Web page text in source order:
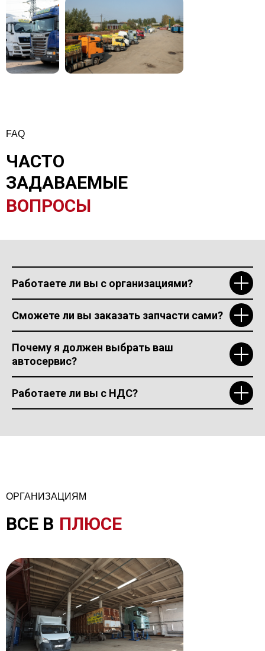
FAQ
ВОПРОСЫ
ЧАСТО
ЗАДАВАЕМЫЕ
Работаете ли вы с организациями?
Сможете ли вы заказать запчасти сами?
Почему я должен выбрать ваш
автосервис?
Работаете ли вы с НДС?
ОРГАНИЗАЦИЯМ
ПЛЮСЕ
ВСЕ В